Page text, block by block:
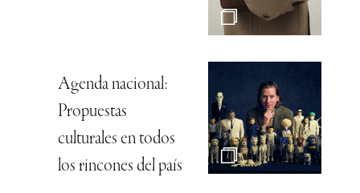
Agenda nacional:
Propuestas
culturales en todos
los rincones del país